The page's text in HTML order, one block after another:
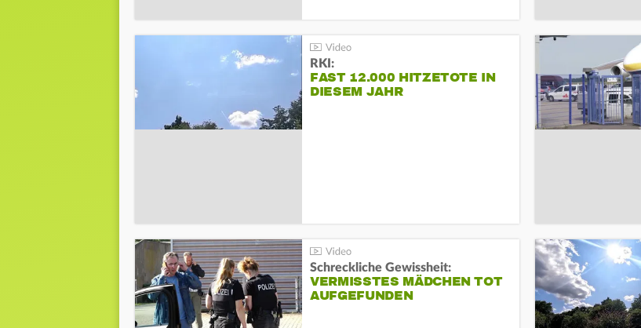
RKI:
FAST 12.000 HITZETOTE IN
DIESEM JAHR
Schreckliche Gewissheit:
VERMISSTES MÄDCHEN TOT
AUFGEFUNDEN